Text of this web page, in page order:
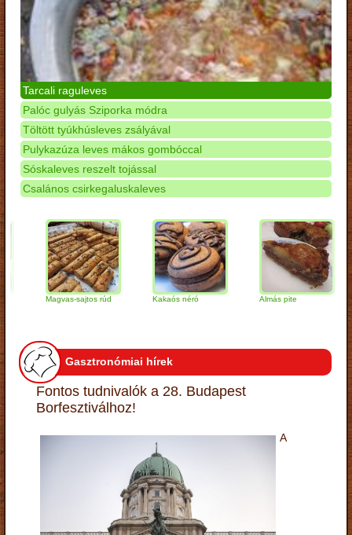
Tarcali raguleves
Palóc gulyás Sziporka módra
Töltött tyúkhúsleves zsályával
Pulykazúza leves mákos gombóccal
Sóskaleves reszelt tojással
Csalános csirkegaluskaleves
Magvas-sajtos rúd Kakaós néró Almás pite
Gasztronómiai hírek
Fontos tudnivalók a 28. Budapest
Borfesztiválhoz!
A